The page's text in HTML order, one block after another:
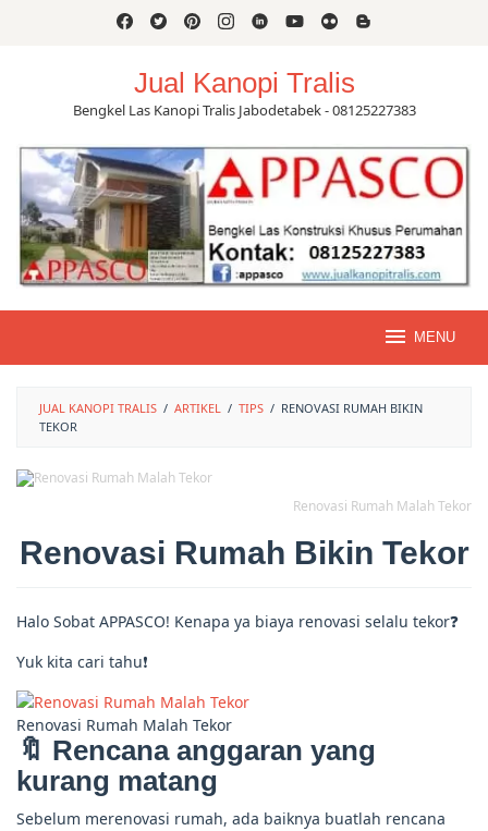
Jual Kanopi Tralis
Bengkel Las Kanopi Tralis Jabodetabek - 08125227383
MENU
JUAL KANOPI TRALIS / ARTIKEL / TIPS / RENOVASI RUMAH BIKIN
TEKOR
Renovasi Rumah Malah Tekor
Renovasi Rumah Bikin Tekor
Halo Sobat APPASCO! Kenapa ya biaya renovasi selalu tekor❓
Yuk kita cari tahu❗
Renovasi Rumah Malah Tekor
🔖 Rencana anggaran yang
kurang matang
Sebelum merenovasi rumah, ada baiknya buatlah rencana